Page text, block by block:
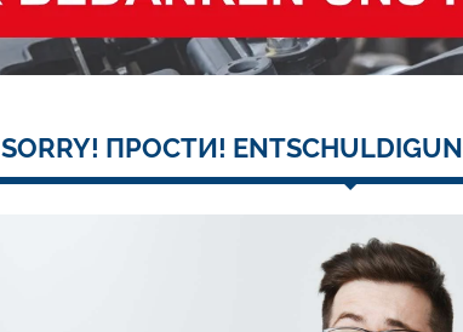
SORRY! ПРОСТИ!